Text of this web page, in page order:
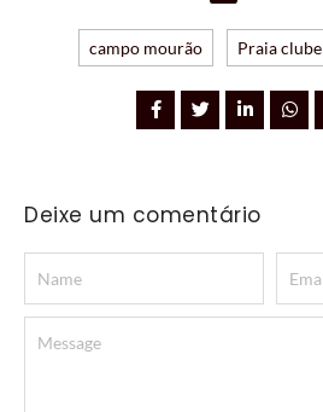
campo mourão Praia clube
Deixe um comentário